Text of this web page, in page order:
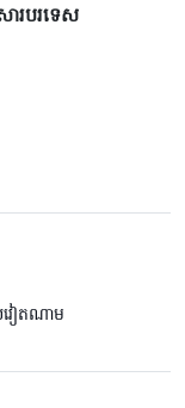
ារបរទេស
ៀតណាម